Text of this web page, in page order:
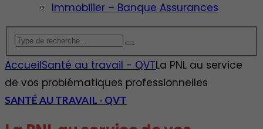
Immobilier – Banque Assurances
AccueilSanté au travail - QVTLa PNL au service
de vos problématiques professionnelles
SANTÉ AU TRAVAIL - QVT